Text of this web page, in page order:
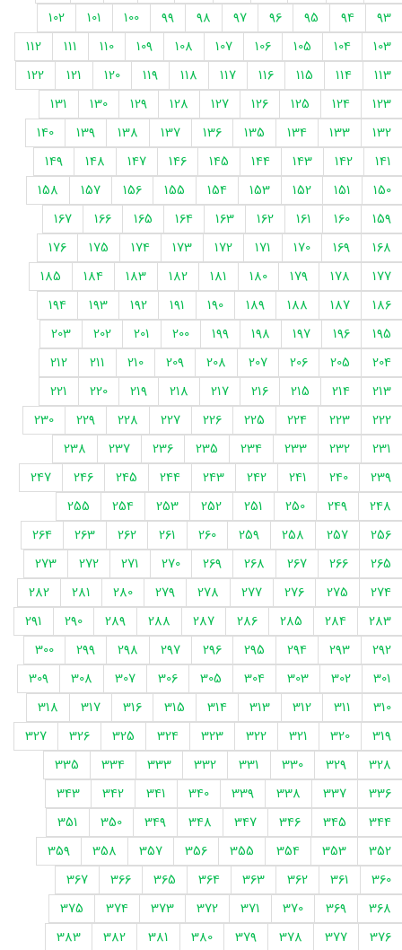
93
94
95
96
97
98
99
100
101
102
103
104
105
106
107
108
109
110
111
112
113
114
115
116
117
118
119
120
121
122
123
124
125
126
127
128
129
130
131
132
133
134
135
136
137
138
139
140
141
142
143
144
145
146
147
148
149
150
151
152
153
154
155
156
157
158
159
160
161
162
163
164
165
166
167
168
169
170
171
172
173
174
175
176
177
178
179
180
181
182
183
184
185
186
187
188
189
190
191
192
193
194
195
196
197
198
199
200
201
202
203
204
205
206
207
208
209
210
211
212
213
214
215
216
217
218
219
220
221
222
223
224
225
226
227
228
229
230
231
232
233
234
235
236
237
238
239
240
241
242
243
244
245
246
247
248
249
250
251
252
253
254
255
256
257
258
259
260
261
262
263
264
265
266
267
268
269
270
271
272
273
274
275
276
277
278
279
280
281
282
283
284
285
286
287
288
289
290
291
292
293
294
295
296
297
298
299
300
301
302
303
304
305
306
307
308
309
310
311
312
313
314
315
316
317
318
319
320
321
322
323
324
325
326
327
328
329
330
331
332
333
334
335
336
337
338
339
340
341
342
343
344
345
346
347
348
349
350
351
352
353
354
355
356
357
358
359
360
361
362
363
364
365
366
367
368
369
370
371
372
373
374
375
376
377
378
379
380
381
382
383